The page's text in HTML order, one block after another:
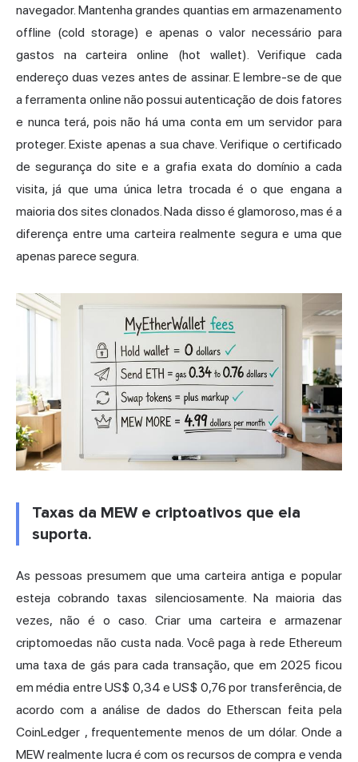
navegador. Mantenha grandes quantias em armazenamento
offline (cold storage) e apenas o valor necessário para
gastos na carteira online (hot wallet). Verifique cada
endereço duas vezes antes de assinar. E lembre-se de que
a ferramenta online não possui autenticação de dois fatores
e nunca terá, pois não há uma conta em um servidor para
proteger. Existe apenas a sua chave. Verifique o certificado
de segurança do site e a grafia exata do domínio a cada
visita, já que uma única letra trocada é o que engana a
maioria dos sites clonados. Nada disso é glamoroso, mas é a
diferença entre uma carteira realmente segura e uma que
apenas parece segura.
Taxas da MEW e criptoativos que ela
suporta.
As pessoas presumem que uma carteira antiga e popular
esteja cobrando taxas silenciosamente. Na maioria das
vezes, não é o caso. Criar uma carteira e armazenar
criptomoedas não custa nada. Você paga à rede Ethereum
uma taxa de gás para cada transação, que em 2025 ficou
em média entre US$ 0,34 e US$ 0,76 por transferência,de
acordo com a análise de dados do Etherscan feita pela
CoinLedger , frequentemente menos de um dólar. Onde a
MEW realmente lucra é com os recursos de compra e venda